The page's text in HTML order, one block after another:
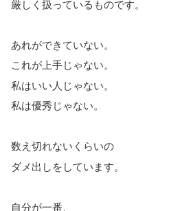
厳しく扱っているものです。
あれができていない。
これが上手じゃない。
私はいい人じゃない。
私は優秀じゃない。
数え切れないくらいの
ダメ出しをしています。
自分が一番、